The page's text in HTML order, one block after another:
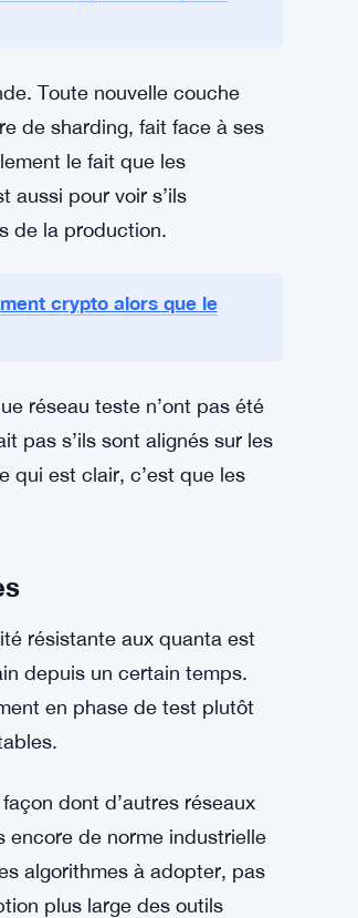
résister aux attaques
dans leurs systèmes
simple. L’infrastructure
de base comporte un
crypto alors que le
Toute nouvelle couche
de sharding, fait face à ses
le fait que les
pour voir s’ils
de la production.
réseau teste n’ont pas été
s’ils sont alignés sur les
qui est clair, c’est que les
résistante aux quanta est
depuis un certain temps.